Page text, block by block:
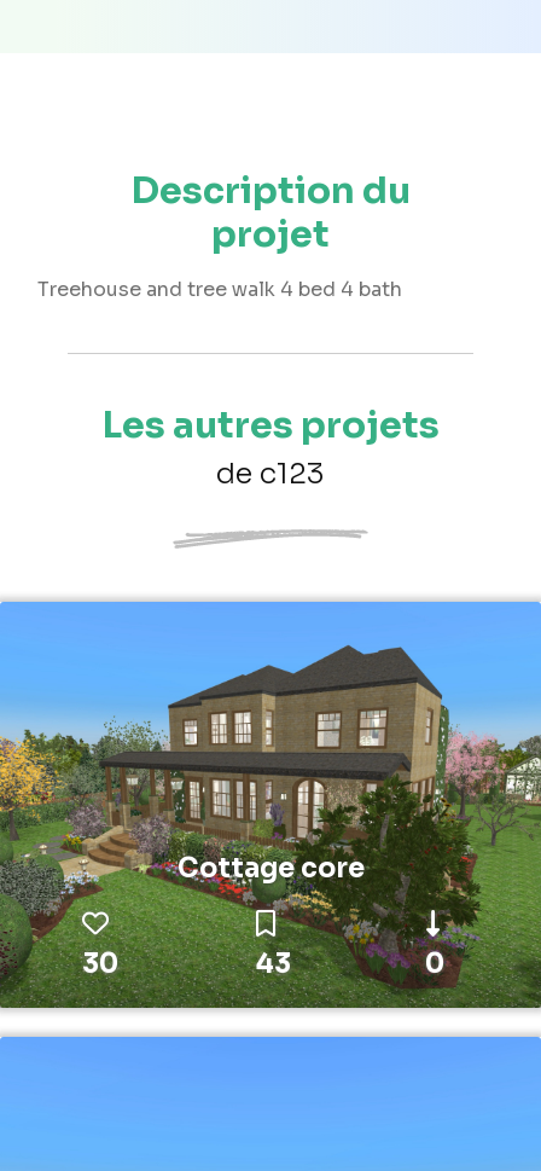
Description du
projet
Treehouse and tree walk 4 bed 4 bath
Les autres projets
de c123
Cottage core
30 43 0